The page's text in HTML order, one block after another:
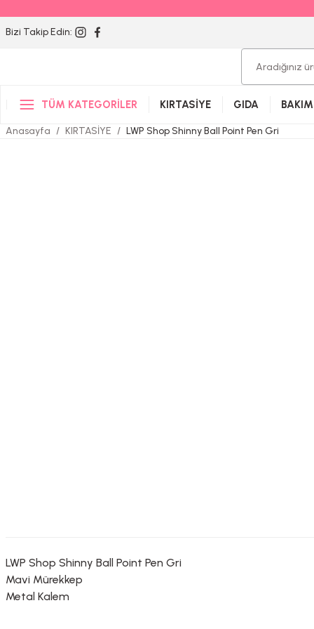
Bizi Takip Edin:
TÜM KATEGORİLER KIRTASİYE GIDA
Anasayfa KIRTASİYE LWP Shop Shinny Ball Point Pen Gri
LWP Shop Shinny Ball Point Pen Gri
Mavi Mürekkep
Metal Kalem